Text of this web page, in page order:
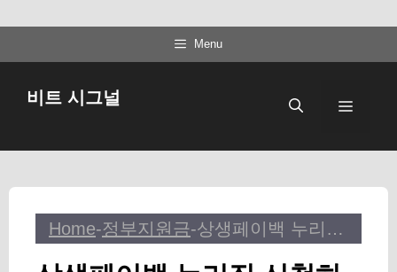
텐
뛰
Menu
비트 시그널 메
Home-정부지원금- 상생페이백 누리집 신청하기 · 예상금액 조회 한 번에 끝내기